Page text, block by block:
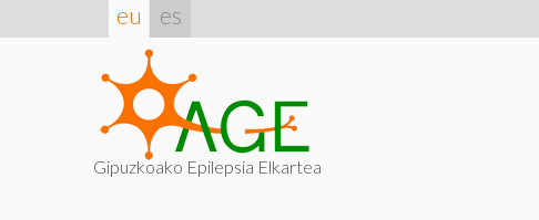
eu es
Gipuzkoako Epilepsia Elkartea